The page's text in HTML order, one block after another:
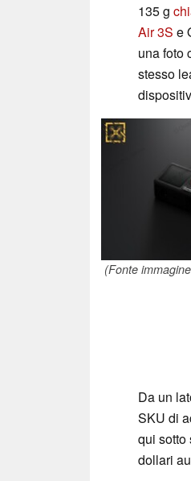
135 g
Air 3S e
una foto
stesso
(Fonte
Da un
SKU di
qui sotto
dollari